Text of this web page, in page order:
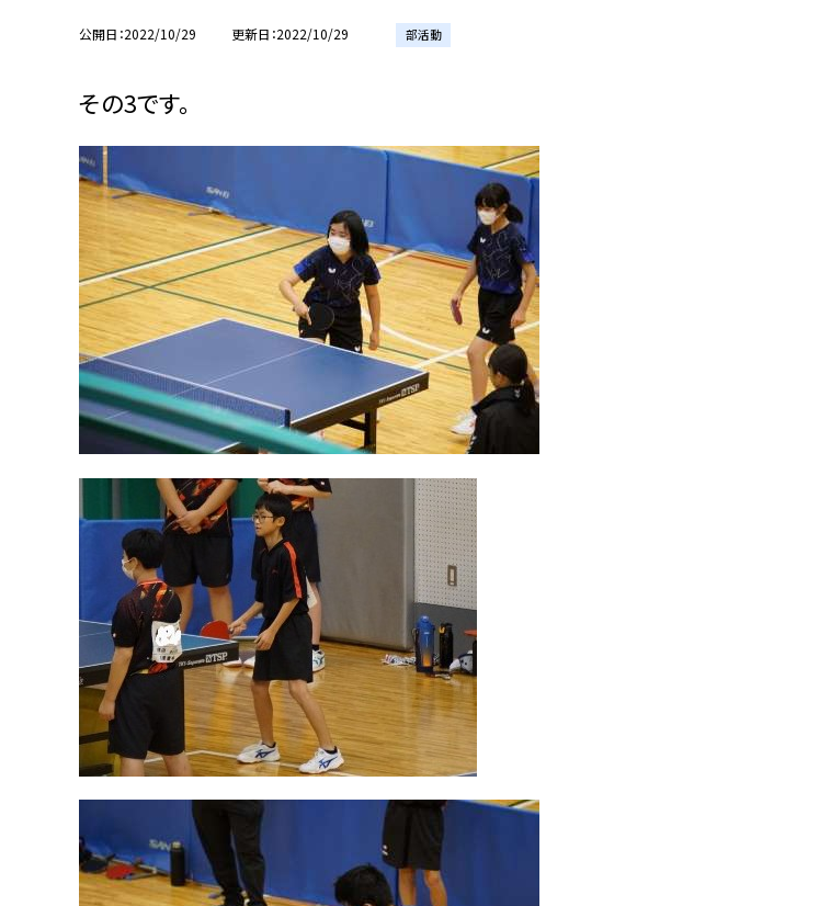
公開日 2022/10/29 更新日 2022/10/29 部活動
その3です。